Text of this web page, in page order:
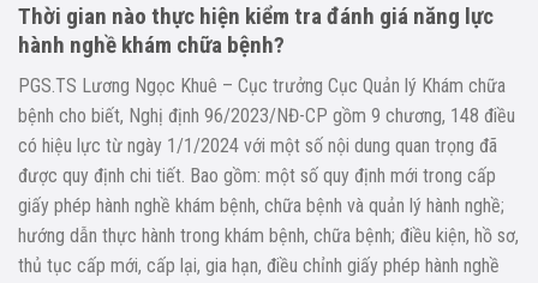
Thời gian nào thực hiện kiểm tra đánh giá năng lực
hành nghề khám chữa bệnh?
PGS.TS Lương Ngọc Khuê – Cục trưởng Cục Quản lý Khám chữa
bệnh cho biết, Nghị định 96/2023/NĐ-CP gồm 9 chương, 148 điều
có hiệu lực từ ngày 1/1/2024 với một số nội dung quan trọng đã
được quy định chi tiết. Bao gồm: một số quy định mới trong cấp
giấy phép hành nghề khám bệnh, chữa bệnh và quản lý hành nghề;
hướng dẫn thực hành trong khám bệnh, chữa bệnh; điều kiện, hồ sơ,
thủ tục cấp mới, cấp lại, gia hạn, điều chỉnh giấy phép hành nghề